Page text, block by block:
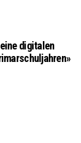
digitalen